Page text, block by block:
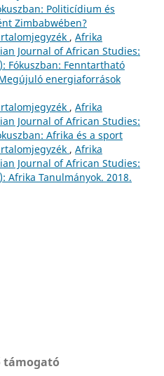
Politicídium és
Zimbabwében?
, Afrika
Journal of African Studies:
Fókuszban: Fenntartható
energiaforrások
, Afrika
Journal of African Studies:
Afrika és a sport
, Afrika
Journal of African Studies:
Afrika Tanulmányok. 2018.
támogató